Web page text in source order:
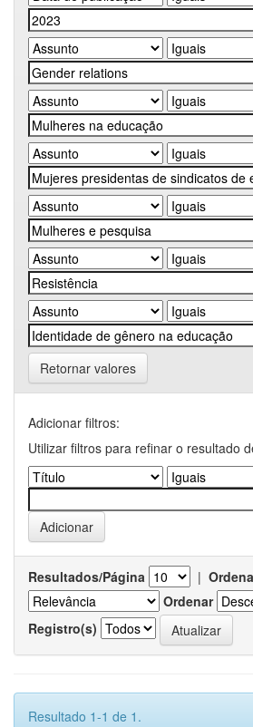
Retornar valores
Adicionar filtros:
Utilizar filtros para refinar o resultado
Resultados/Página |
Ordenar
Registro(s)
Resultado 1-1 de 1.